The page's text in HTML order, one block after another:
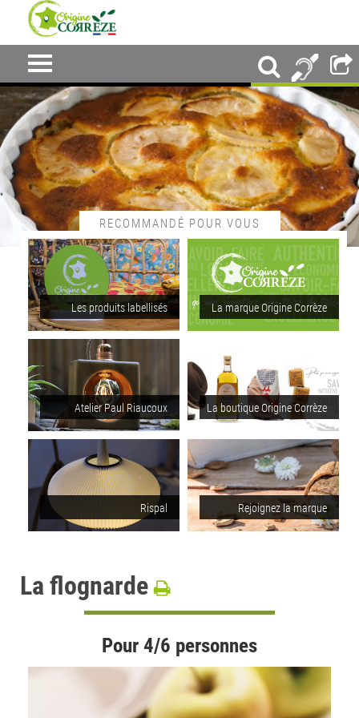
RECOMMANDÉ POUR VOUS
Les produits labellisés La marque Origine Corrèze
Atelier Paul Riaucoux La boutique Origine Corrèze
Rispal Rejoignez la marque
La flognarde
Pour 4/6 personnes